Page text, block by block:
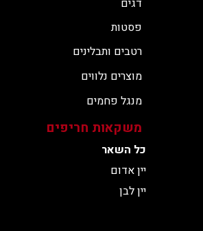
דגים
פסטות
רטבים ותבלינים
מוצרים נלווים
מנגל פחמים
משקאות חריפים
כל השאר
יין אדום
יין לבן